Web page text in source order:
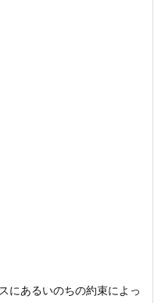
にあるいのちの約束によっ